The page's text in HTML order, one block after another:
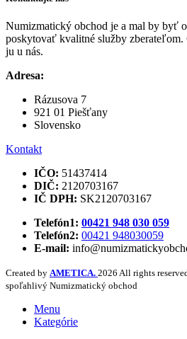
Numizmatický obchod je a mal by byť
poskytovať kvalitné služby zberateľom.
ju u nás.
Adresa:
Rázusova 7
921 01 Piešťany
Slovensko
Kontakt
IČO: 51437414
DIČ: 2120703167
IČ DPH: SK2120703167
Telefón1: 00421 948 030 059
Telefón2: 00421 948030059
E-mail:
Created by AMETICA. 2026 All rights
spoľahlivý Numizmatický obchod
Menu
Kategórie